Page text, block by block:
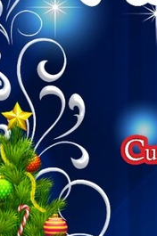
din Humuleşti